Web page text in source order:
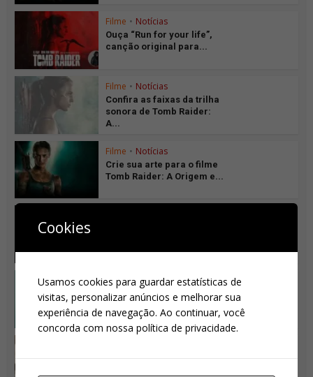
Filme • Notícias
Ouça “Run for your life”,
canção original para...
Filme • Notícias
Confira as faixas da trilha
sonora de Tomb Raider:
A...
Filme • Notícias
Crie sua arte para o filme
Tomb Raider: A Origem e...
breve
Filme • Notícias
Livro – Tomb Raider: The
Alicia Vikander virá ao
Cookies
Usamos cookies para guardar estatísticas de
visitas, personalizar anúncios e melhorar sua
experiência de navegação. Ao continuar, você
concorda com nossa política de privacidade.